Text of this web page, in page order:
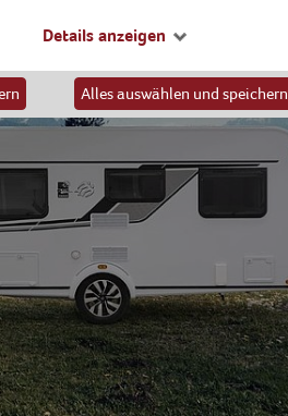
Details anzeigen
Alles auswählen und speichern